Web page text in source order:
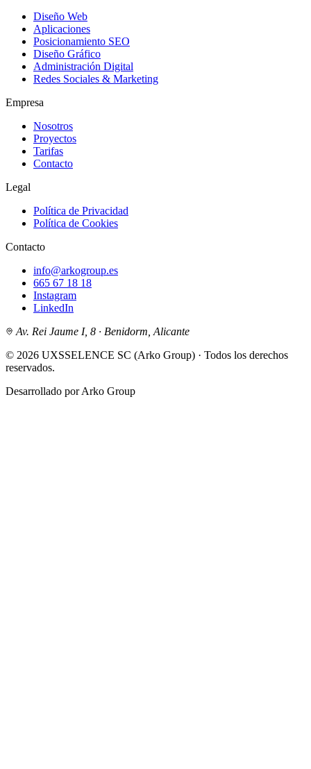
Diseño Web
Aplicaciones
Posicionamiento SEO
Diseño Gráfico
Administración Digital
Redes Sociales & Marketing
Empresa
Nosotros
Proyectos
Tarifas
Contacto
Legal
Política de Privacidad
Política de Cookies
Contacto
info@arkogroup.es
665 67 18 18
Instagram
LinkedIn
Av. Rei Jaume I, 8 · Benidorm, Alicante
© 2026 UXSSELENCE SC (Arko Group) · Todos los derechos
reservados.
Desarrollado por Arko Group